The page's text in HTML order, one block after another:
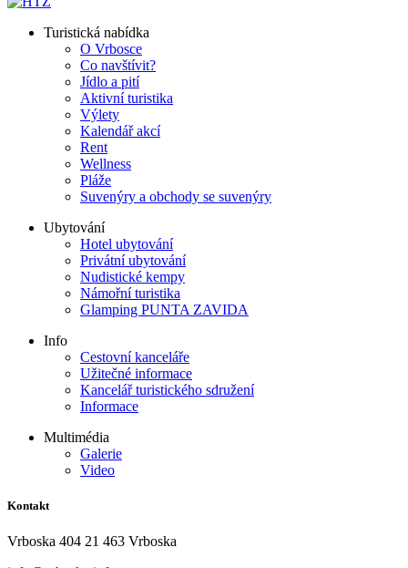
Turistická nabídka
O Vrbosce
Co navštívit?
Jídlo a pití
Aktivní turistika
Výlety
Kalendář akcí
Rent
Wellness
Pláže
Suvenýry a obchody se suvenýry
Ubytování
Hotel ubytování
Privátní ubytování
Nudistické kempy
Námořní turistika
Glamping PUNTA ZAVIDA
Info
Cestovní kanceláře
Užitečné informace
Kancelář turistického sdružení
Informace
Multimédia
Galerie
Video
Kontakt
Vrboska 404 21 463 Vrboska